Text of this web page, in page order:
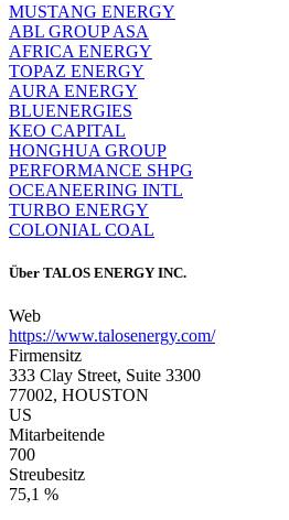
MUSTANG ENERGY
ABL GROUP ASA
AFRICA ENERGY
TOPAZ ENERGY
AURA ENERGY
BLUENERGIES
KEO CAPITAL
HONGHUA GROUP
PERFORMANCE SHPG
OCEANEERING INTL
TURBO ENERGY
COLONIAL COAL
Über TALOS ENERGY INC.
Web
https://www.talosenergy.com/
Firmensitz
333 Clay Street, Suite 3300
77002, HOUSTON
US
Mitarbeitende
700
Streubesitz
75,1 %